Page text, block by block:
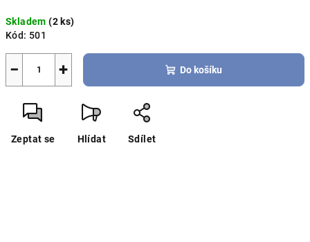
cena:
Skladem(2 ks)
Kód: 501
+
− Do košíku
Zeptat se Hlídat Sdílet